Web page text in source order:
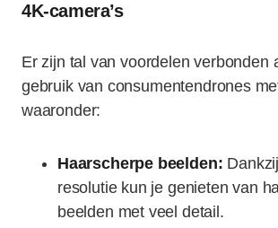
4K-camera’s
Er zijn tal van voordelen verbonden
gebruik van consumentendrones
waaronder:
Haarscherpe beelden:
resolutie kun je genieten van
beelden met veel detail.